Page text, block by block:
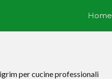
Home
per cucine professionali